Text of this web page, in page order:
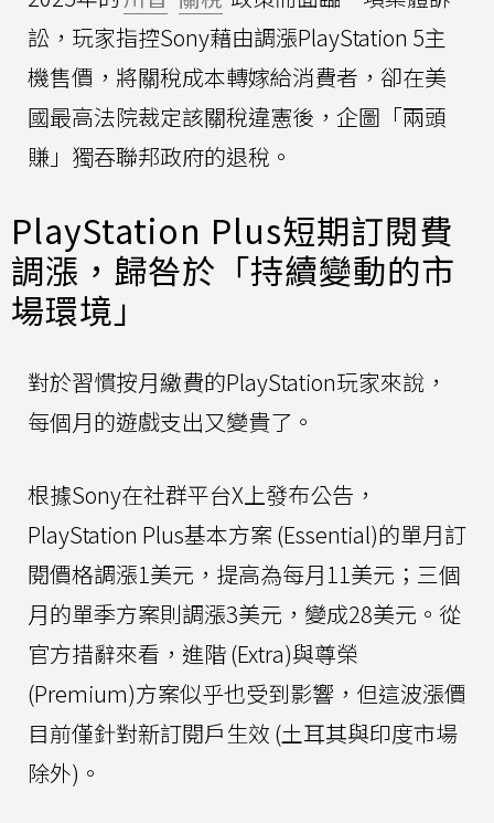
訟，玩家指控Sony藉由調漲PlayStation 5主
機售價，將關稅成本轉嫁給消費者，卻在美
國最高法院裁定該關稅違憲後，企圖「兩頭
賺」獨吞聯邦政府的退稅。
PlayStation Plus短期訂閱費
調漲，歸咎於「持續變動的市
場環境」
對於習慣按月繳費的PlayStation玩家來說，
每個月的遊戲支出又變貴了。
根據Sony在社群平台X上發布公告，
PlayStation Plus基本方案 (Essential)的單月訂
閱價格調漲1美元，提高為每月11美元；三個
月的單季方案則調漲3美元，變成28美元。從
官方措辭來看，進階 (Extra)與尊榮
(Premium)方案似乎也受到影響，但這波漲價
目前僅針對新訂閱戶生效 (土耳其與印度市場
除外)。